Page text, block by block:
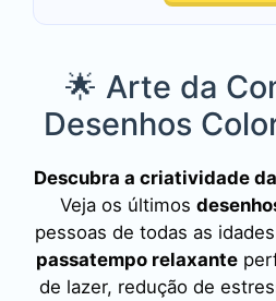
🌟 Arte da
Desenhos
Descubra a criatividade
Veja os últimos
pessoas de todas as
passatempo relaxante
de lazer, redução de